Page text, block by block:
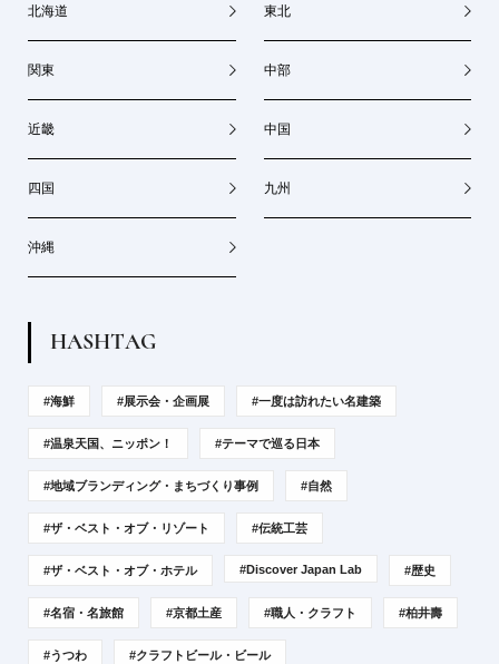
北海道 東北
関東 中部
近畿 中国
四国 九州
沖縄
HASHTAG
#海鮮 #展示会・企画展 #一度は訪れたい名建築
#温泉天国、ニッポン！ #テーマで巡る日本
#地域ブランディング・まちづくり事例 #自然
#ザ・ベスト・オブ・リゾート #伝統工芸
#ザ・ベスト・オブ・ホテル #Discover Japan Lab #歴史
#名宿・名旅館 #京都土産 #職人・クラフト #柏井壽
#うつわ #クラフトビール・ビール